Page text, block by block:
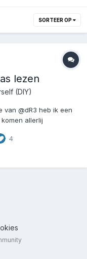
SORTEER OP
lezen
(DIY)
van @dR3 heb ik een
allerlij
in. Het leek me
zetten, voo...
4